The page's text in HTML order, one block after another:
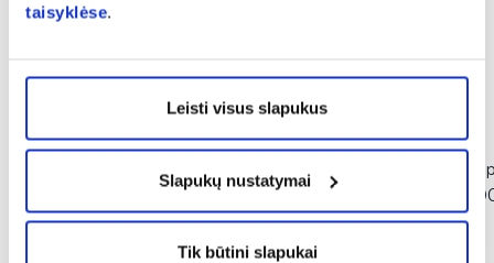
taisyklėse.
Leisti visus slapukus
Slapukų nustatymai
Tik būtini slapukai
1+1
VIVAVIT maisto papildas
VITAMINAS C 500 mg, prailginto
veikimo, 45 tab.
1+1
VIVAVIT maisto
VITAMINAS D3
kaps.